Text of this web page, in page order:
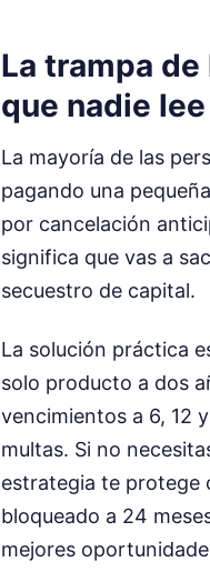
La trampa
que nadie lee
La mayoría de las
pagando una
por cancelación
significa que vas a
secuestro de capital.
La solución práctica
solo producto a dos
vencimientos a 6, 12
multas. Si no
estrategia te protege
bloqueado a 24
mejores